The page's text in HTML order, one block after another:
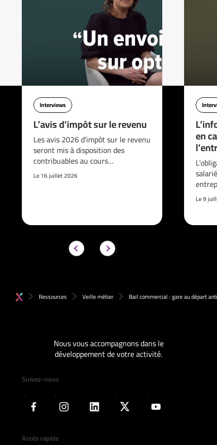
Interviews
L’avis d’impôt sur le revenu
Les avis 2026 d’impôt sur le revenu
seront mis à disposition des
contribuables au cours…
Le 16 juillet 2026
en
Le 9
Ressources Veille métier Bail commercial : gare au départ
Nous vous accompagnons dans le
développement de votre activité.
Suivez-nous
Accès rapide